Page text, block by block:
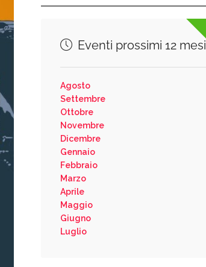
Eventi prossimi 12 mesi
Agosto
Settembre
Ottobre
Novembre
Dicembre
Gennaio
Febbraio
Marzo
Aprile
Maggio
Giugno
Luglio